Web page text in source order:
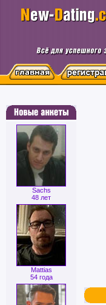
Sachs
48 лет
Mattias
54 года